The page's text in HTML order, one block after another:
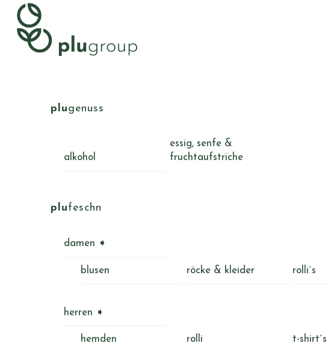
Skip
content
Menu
plugenuss
alkohol
essig, senfe &
fruchtaufstriche
plufeschn
damen ➧
blusen röcke & kleider rolli´s
herren ➧
hemden rolli t-shirt´s